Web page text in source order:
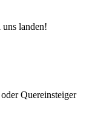
uns landen!
Quereinsteiger